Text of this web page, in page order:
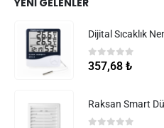
Dijital Sıcaklık
05 üzerinden
357,68 ₺
Raksan Smart